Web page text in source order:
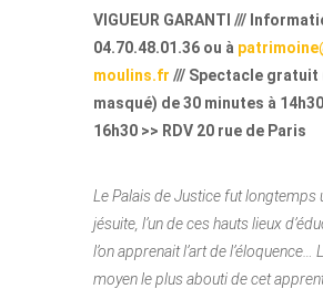
VIGUEUR GARANTI ///
04.70.48.01.36 ou à
moulins.fr /// Spectacle gratuit
masqué) de 30 minutes à
16h30 >> RDV 20 rue de Paris
Le Palais de Justice fut longtemps
jésuite, l’un de ces hauts lieux
l’on apprenait l’art de l’éloquence…
moyen le plus abouti de cet